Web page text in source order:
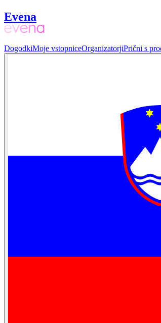
Evena
DogodkiMoje vstopniceOrganizatorjiPrični s